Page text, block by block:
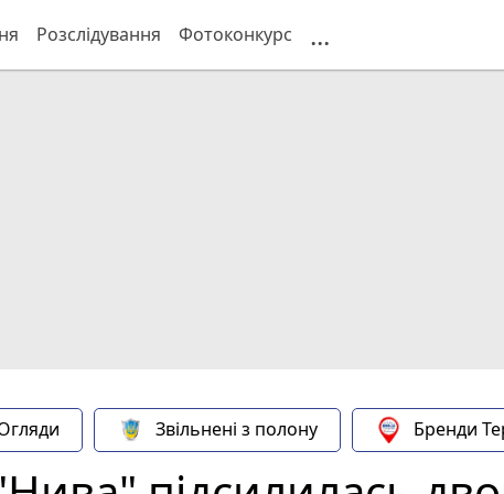
Розслідування Фотоконкурс ...
Звільнені з полону Бренди